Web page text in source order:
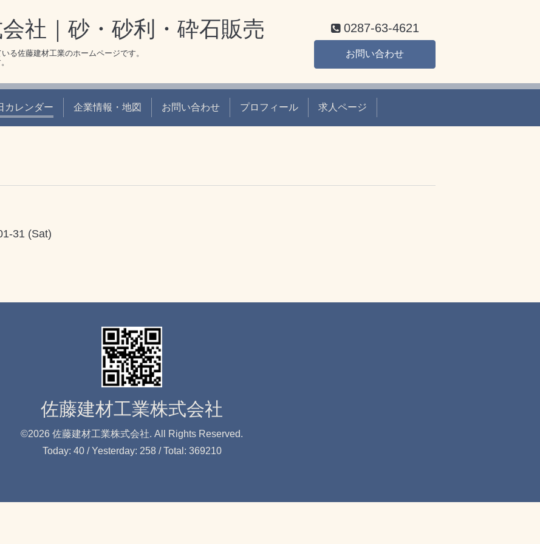
社｜砂・砂利・砕石販売
る佐藤建材工業のホームページです。
0287-63-4621
お問い合わせ
カレンダー 企業情報・地図 お問い合わせ プロフィール 求人ページ
31 (Sat)
佐藤建材工業株式会社
©2026 佐藤建材工業株式会社. All Rights Reserved.
Today: 40/ Yesterday: 258/ Total: 369210